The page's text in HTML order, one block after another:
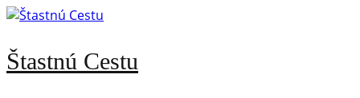
Skip
content
(Press
Štastnú Cestu